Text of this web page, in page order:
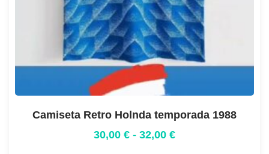
Camiseta Retro Holnda temporada 1988
30,00 € - 32,00 €